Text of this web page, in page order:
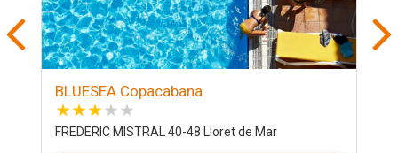
BLUESEA Copacabana
FREDERIC MISTRAL 40-48 Lloret de Mar